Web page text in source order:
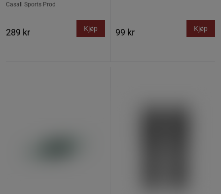
Casall Sports Prod
289 kr Kjøp 99 kr Kjøp